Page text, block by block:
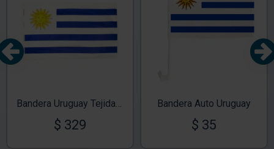
Bandera Uruguay Tejida 150-90
$ 329
Bandera Auto Uruguay
$ 35